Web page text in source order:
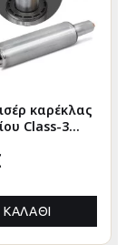
καρέκλας
3
χρώμα
ΚΑΛΆΘΙ